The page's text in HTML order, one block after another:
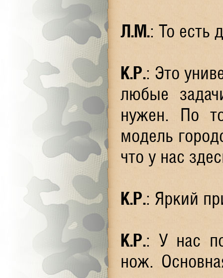
Л.М.: То есть
К.Р.: Это
любые
нужен. По
модель
что у нас
К.Р.: Яркий
К.Р.: У нас
нож.